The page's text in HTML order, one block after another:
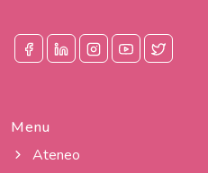
Menu
Ateneo